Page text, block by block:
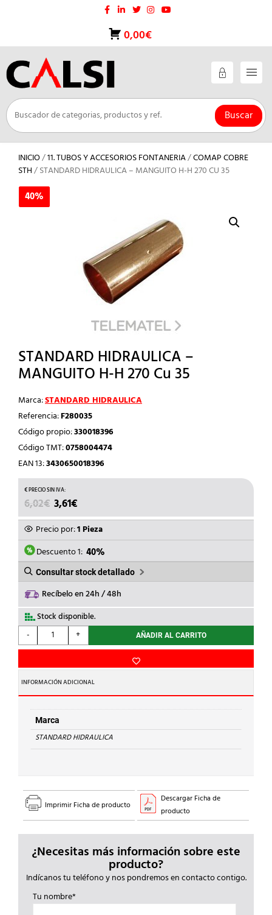
0,00€
Buscar
INICIO/11. TUBOS Y ACCESORIOS FONTANERIA/COMAP COBRE
STH/ STANDARD HIDRAULICA – MANGUITO H-H 270 CU 35
40%
STANDARD HIDRAULICA –
MANGUITO H-H 270 Cu 35
Marca:STANDARD HIDRAULICA
Referencia:F280035
Código propio:330018396
Código TMT:0758004474
EAN 13:3430650018396
6,02€ EL
PRECIO
ORIGINAL
ERA:
6,02€.
3,61€
PRECIO
ACTUAL
ES:
3,61€.
Precio por:1 Pieza
Descuento 1: 40%
Consultar stock detallado
Recíbelo en 24h / 48h
Stock disponible.
-
STANDARD
HIDRAULICA
MANGUITO
H-
H
270
Cu
35
cantidad
+ AÑADIR AL CARRITO
INFORMACIÓN ADICIONAL
Marca
STANDARD HIDRAULICA
40%
Imprimir Ficha de producto
Descargar Ficha de
producto
¿Necesitas más información sobre este
producto?
Indícanos tu teléfono y nos pondremos en contacto contigo.
Tu nombre*